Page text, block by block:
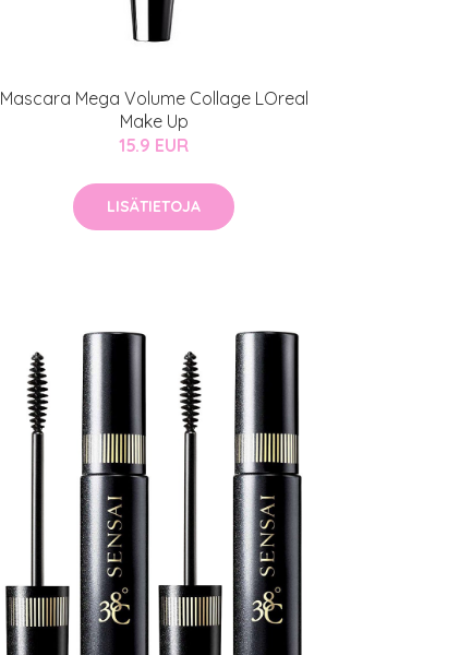
Mascara Mega Volume Collage LOreal
Make Up
15.9 EUR
LISÄTIETOJA